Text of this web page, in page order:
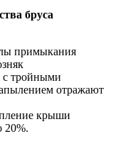
бруса
примыкания
тройными
отражают
крыши
20%.